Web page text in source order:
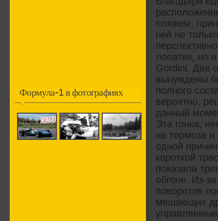
Формула-1 в фотографиях
пляжем,
неё не
лопатки, но
Gordini. Две
вынуждены
полного
вероятно,
данный
Эта гонка,
на тормоза
одной
короткой
показала
обгоне. Из-
поворотов
мешающих